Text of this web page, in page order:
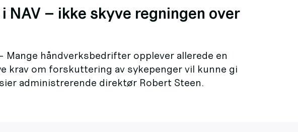
NAV – ikke skyve regningen over
Mange håndverksbedrifter opplever allerede en
krav om forskuttering av sykepenger vil kunne gi
administrerende direktør Robert Steen.